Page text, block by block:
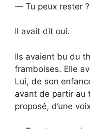
— Tu peux rester ?
Il avait dit oui.
Ils avaient bu du
framboises. Elle
Lui, de son
avant de partir au
proposé, d’une